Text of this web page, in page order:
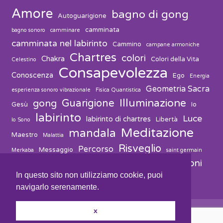
Amore Autoguarigione bagno di gong
bagno sonoro camminare camminata
camminata nel labirinto Cammino campane armoniche
Celestino Chakra Chartres colori Colori della Vita
Conoscenza Consapevolezza Ego Energia
esperienza sonoro vibrazionale Fisica Quantistica Geometria Sacra
Gesù gong Guarigione Illuminazione Io
Io Sono labirinto labirinto di chartres Libertà Luce
Maestro Malattia mandala Meditazione
Merkaba Messaggio Percorso Risveglio saint germain
vibrazioni
In questo sito non utilizziamo cookie, puoi
navigarlo serenamente.
x